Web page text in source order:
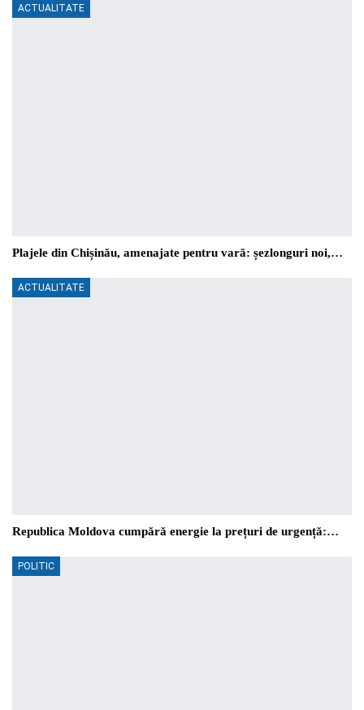
ACTUALITATE
Plajele din Chișinău, amenajate pentru vară: șezlonguri noi,…
ACTUALITATE
Republica Moldova cumpără energie la prețuri de urgență:…
POLITIC